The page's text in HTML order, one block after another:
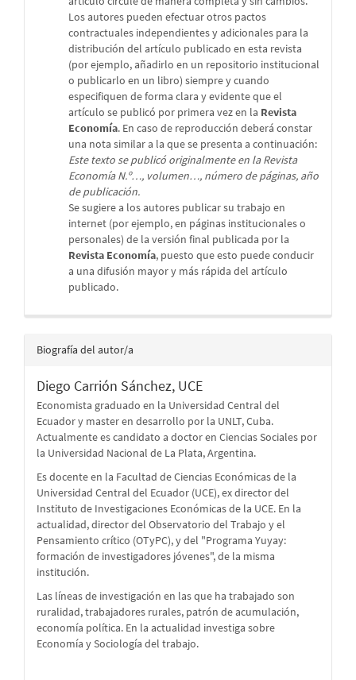
Los autores pueden efectuar otros pactos
contractuales independientes y adicionales para la
distribución del artículo publicado en esta revista
(por ejemplo, añadirlo en un repositorio institucional
o publicarlo en un libro) siempre y cuando
especifiquen de forma clara y evidente que el
artículo se publicó por primera vez en la Revista
Economía. En caso de reproducción deberá constar
una nota similar a la que se presenta a continuación:
Este texto se publicó originalmente en la Revista
Economía N.º…, volumen…, número de páginas, año
de publicación.
Se sugiere a los autores publicar su trabajo en
internet (por ejemplo, en páginas institucionales o
personales) de la versión final publicada por la
Revista Economía, puesto que esto puede conducir
a una difusión mayor y más rápida del artículo
publicado.
Biografía del autor/a
Diego Carrión Sánchez, UCE
Economista graduado en la Universidad Central del
Ecuador y master en desarrollo por la UNLT, Cuba.
Actualmente es candidato a doctor en Ciencias Sociales por
la Universidad Nacional de La Plata, Argentina.
Es docente en la Facultad de Ciencias Económicas de la
Universidad Central del Ecuador (UCE), ex director del
Instituto de Investigaciones Económicas de la UCE. En la
actualidad, director del Observatorio del Trabajo y el
Pensamiento crítico (OTyPC), y del "Programa Yuyay:
formación de investigadores jóvenes", de la misma
institución.
Las líneas de investigación en las que ha trabajado son
ruralidad, trabajadores rurales, patrón de acumulación,
economía política. En la actualidad investiga sobre
Economía y Sociología del trabajo.